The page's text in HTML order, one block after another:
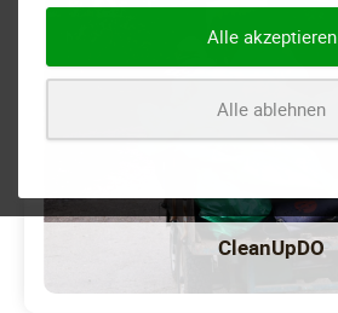
Alle akzeptieren
Alle ablehnen
CleanUpDO